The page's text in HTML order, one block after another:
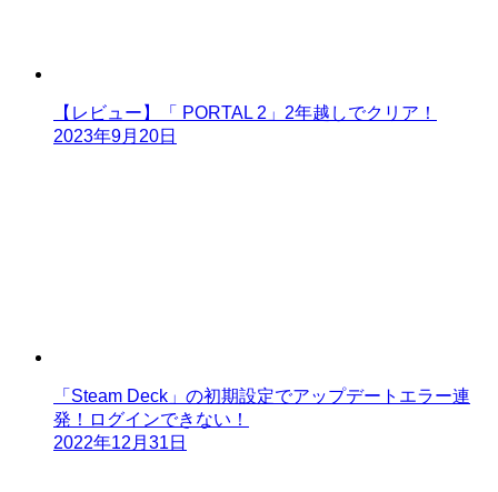
【レビュー】「 PORTAL 2」2年越しでクリア！
2023年9月20日
「Steam Deck」の初期設定でアップデートエラー連
発！ログインできない！
2022年12月31日